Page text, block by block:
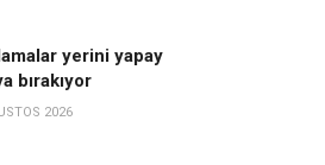
yerini yapay
bırakıyor
2026